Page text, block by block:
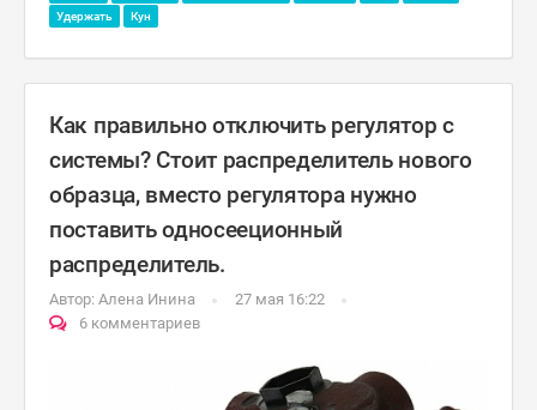
Удержать
Кун
Как правильно отключить регулятор с
системы? Стоит распределитель нового
образца, вместо регулятора нужно
поставить односееционный
распределитель.
Автор: Алена Инина
27 мая 16:22
6 комментариев